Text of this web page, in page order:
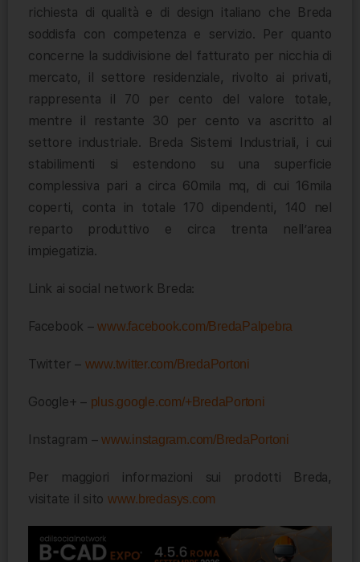
richiesta di qualità e di design italiano che Breda
soddisfa con competenza e servizio. Per quanto
concerne la suddivisione del fatturato per nicchia di
mercato, il settore residenziale, rivolto ai privati,
rappresenta il 70 per cento del valore totale,
mentre il restante 30 per cento va ascritto al
settore industriale. Breda Sistemi Industriali, i cui
stabilimenti si estendono su una superficie
complessiva pari a circa 60mila mq, di cui 16mila
coperti, conta in totale 170 dipendenti, 140 nel
reparto produttivo e circa trenta nell’area
impiegatizia.
Link ai social network Breda:
Facebook –www.facebook.com/BredaPalpebra
Twitter – www.twitter.com/BredaPortoni
Google+ – plus.google.com/+BredaPortoni
Instagram –www.instagram.com/BredaPortoni
Per maggiori informazioni sui prodotti Breda,
visitate il sito www.bredasys.com